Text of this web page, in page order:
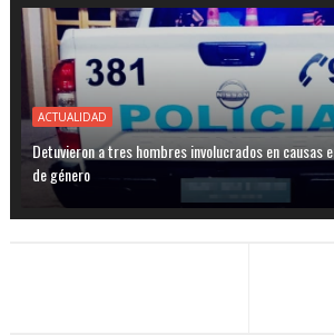
ACTUALIDAD
Detuvieron a tres hombres involucrados en causas
de género